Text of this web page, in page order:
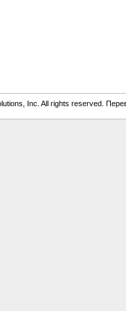
Inc. All rights reserved.